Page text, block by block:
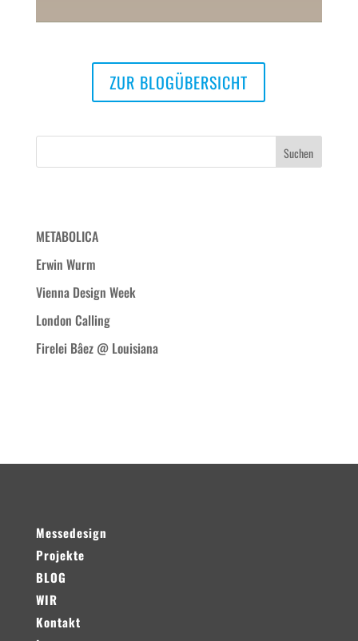
ZUR BLOGÜBERSICHT
METABOLICA
Erwin Wurm
Vienna Design Week
London Calling
Firelei Bâez @ Louisiana
Messedesign
Projekte
BLOG
WIR
Kontakt